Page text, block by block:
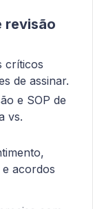
revisão
críticos
de assinar.
e SOP de
vs.
acordos